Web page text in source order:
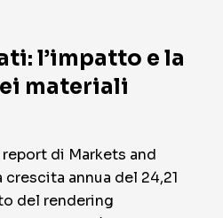
l’impatto e la
materiali
di Markets and
annua del 24,21
del rendering